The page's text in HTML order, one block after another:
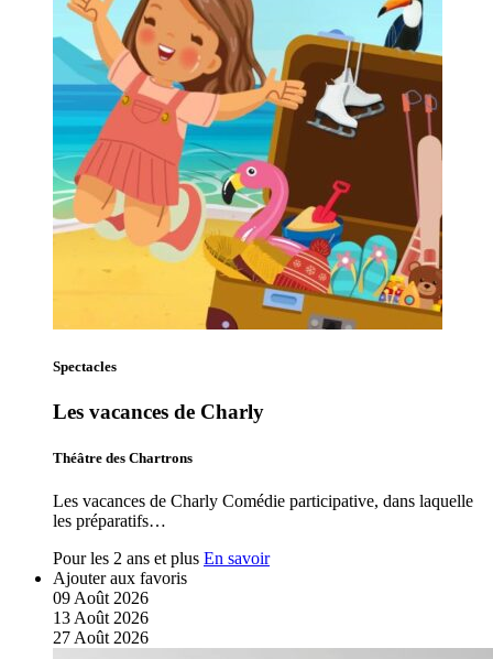
Spectacles
Les vacances de Charly
Théâtre des Chartrons
Les vacances de Charly Comédie participative, dans laquelle
les préparatifs…
Pour les 2 ans et plus En savoir
Ajouter aux favoris
09 Août 2026
13 Août 2026
27 Août 2026